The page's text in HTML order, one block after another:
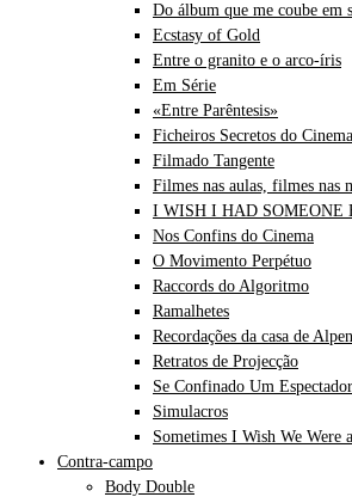
Do álbum que me coube em
Ecstasy of Gold
Entre o granito e o arco-íris
Em Série
«Entre Parêntesis»
Ficheiros Secretos do
Filmado Tangente
Filmes nas aulas, filmes nas
I WISH I HAD SOMEONE
Nos Confins do Cinema
O Movimento Perpétuo
Raccords do Algoritmo
Ramalhetes
Recordações da casa de
Retratos de Projecção
Se Confinado Um Espectador
Simulacros
Sometimes I Wish We Were
Contra-campo
Body Double